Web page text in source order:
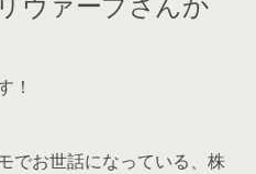
！
でお世話になっている、株